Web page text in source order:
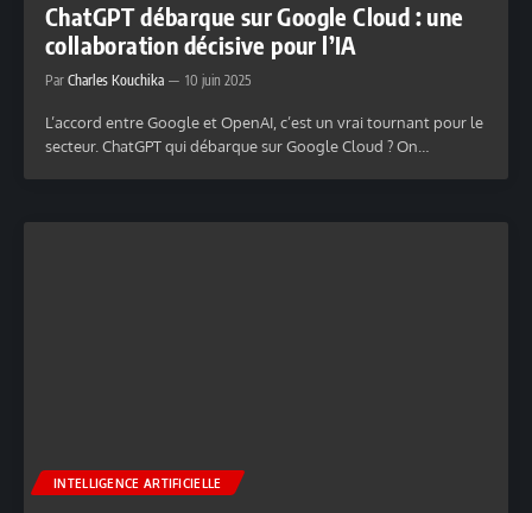
ChatGPT débarque sur Google Cloud : une
collaboration décisive pour l’IA
Par Charles Kouchika 10 juin 2025
L’accord entre Google et OpenAI, c’est un vrai tournant pour le
secteur. ChatGPT qui débarque sur Google Cloud ? On…
INTELLIGENCE ARTIFICIELLE